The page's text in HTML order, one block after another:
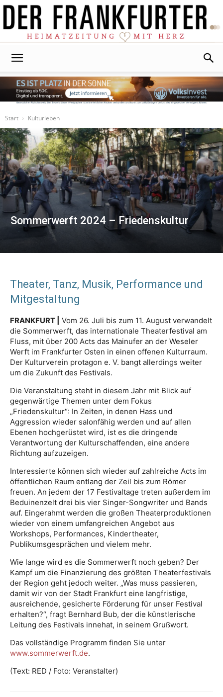
Start
Kulturleben
Sommerwerft 2024 – Friedenskultur
Theater, Tanz, Musik, Performance und
Mitgestaltung
FRANKFURT |
Vom 26. Juli bis zum 11. August verwandelt
die Sommerwerft, das internationale Theaterfestival am
Fluss, mit über 200 Acts das Mainufer an der Weseler
Werft im Frankfurter Osten in einen offenen Kulturraum.
Der Kulturverein protagon e. V. bangt allerdings weiter
um die Zukunft des Festivals.
Die Veranstaltung steht in diesem Jahr mit Blick auf
gegenwärtige Themen unter dem Fokus
„Friedenskultur“: In Zeiten, in denen Hass und
Aggression wieder salonfähig werden und auf allen
Ebenen hochgerüstet wird, ist es die dringende
Verantwortung der Kulturschaffenden, eine andere
Richtung aufzuzeigen.
Interessierte können sich wieder auf zahlreiche Acts im
öffentlichen Raum entlang der Zeil bis zum Römer
freuen. An jedem der 17 Festivaltage treten außerdem im
Beduinenzelt drei bis vier Singer-Songwriter und Bands
auf. Eingerahmt werden die großen Theaterproduktionen
wieder von einem umfangreichen Angebot aus
Workshops, Performances, Kindertheater,
Publikumsgesprächen und vielem mehr.
Wie lange wird es die Sommerwerft noch geben? Der
Kampf um die Finanzierung des größten Theaterfestivals
der Region geht jedoch weiter. „Was muss passieren,
damit wir von der Stadt Frankfurt eine langfristige,
ausreichende, gesicherte Förderung für unser Festival
erhalten?“, fragt Bernhard Bub, der die künstlerische
Leitung des Festivals innehat, in seinem Grußwort.
Das vollständige Programm finden Sie unter
www.sommerwerft.de.
(Text: RED / Foto: Veranstalter)